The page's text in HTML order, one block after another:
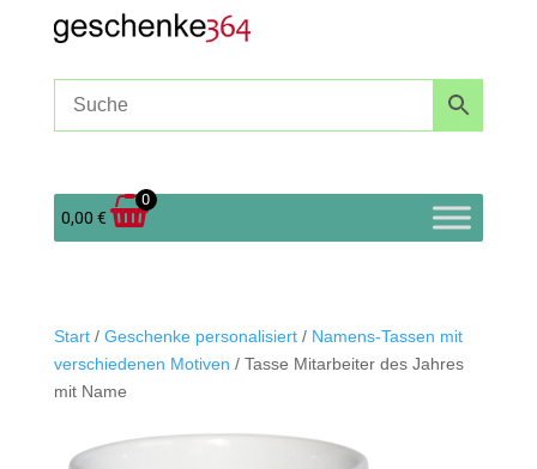
0,00 €
0
Start/ Geschenke personalisiert/ Namens-Tassen mit
verschiedenen Motiven / Tasse Mitarbeiter des Jahres
mit Name